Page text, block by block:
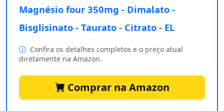
Magnésio four 350mg - Dimalato -
Bisglisinato - Taurato - Citrato - EL
Confira os detalhes completos e o preço atual
diretamente na Amazon.
Comprar na Amazon